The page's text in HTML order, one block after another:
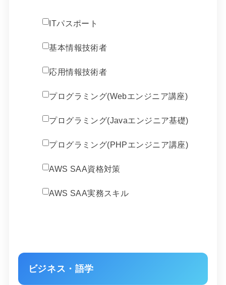
ITパスポート
基本情報技術者
応用情報技術者
プログラミング(Webエンジニア講座)
プログラミング(Javaエンジニア基礎)
プログラミング(PHPエンジニア講座)
AWS SAA資格対策
AWS SAA実務スキル
ビジネス・語学